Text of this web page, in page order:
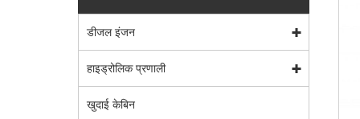
डीजल इंजन
हाइड्रोलिक प्रणाली
खुदाई केबिन